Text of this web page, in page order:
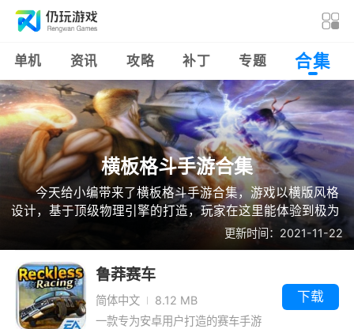
单机 资讯 攻略 补丁 专题 合集
横板格斗手游合集
今天给小编带来了横板格斗手游合集，游戏以横版风格
设计，基于顶级物理引擎的打造，玩家在这里能体验到极为
刺激爽快的打斗快感，游戏内还有着丰富的英雄角色可以选
择使用，玩起来也非常的精彩刺激，快试试吧。
更新时间：2021-11-22
鲁莽赛车
简体中文
8.12 MB
一款专为安卓用户打造的赛车手游
下载